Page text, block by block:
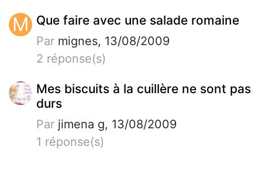
M Que faire avec une salade romaine
Par mignes, 13/08/2009
2 réponse(s)
Mes biscuits à la cuillère ne sont pas
durs
Par jimena g, 13/08/2009
1 réponse(s)